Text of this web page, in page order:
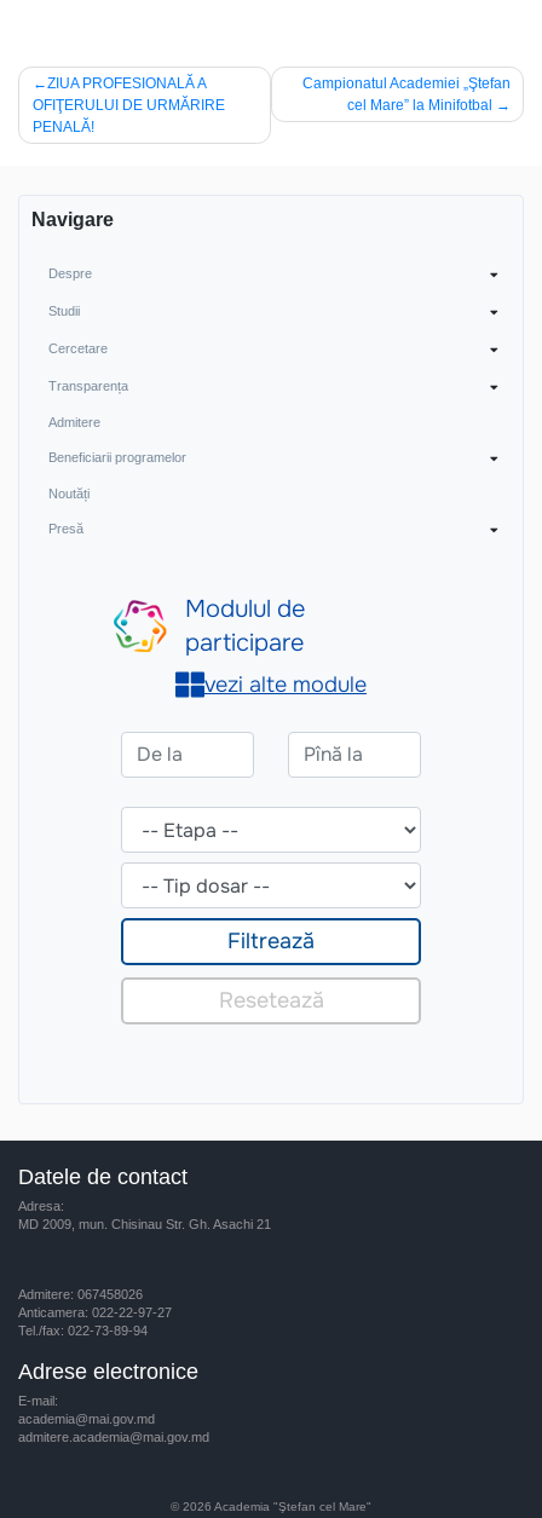
Navigare
în
articole
ZIUA PROFESIONALĂ A
OFIŢERULUI DE URMĂRIRE
PENALĂ!
Campionatul Academiei „Ştefan
cel Mare” la Minifotbal
Navigare
Despre
Studii
Cercetare
Transparența
Admitere
Beneficiarii programelor
Noutăți
Presă
Datele de contact
Adresa:
MD 2009, mun. Chisinau Str. Gh. Asachi 21
Admitere: 067458026
Anticamera: 022-22-97-27
Tel./fax: 022-73-89-94
Adrese electronice
E-mail:
academia@mai.gov.md
admitere.academia@mai.gov.md
© 2026 Academia "Ştefan cel Mare"